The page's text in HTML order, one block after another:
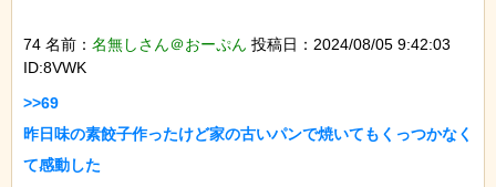
74 名前： 名無しさん＠おーぷん 投稿日：2024/08/05 9:42:03
ID:8VWK
>>69
昨日味の素餃子作ったけど家の古いパンで焼いてもくっつかなく
て感動した